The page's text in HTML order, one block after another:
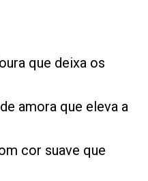
que deixa os
amora que eleva a
cor suave que